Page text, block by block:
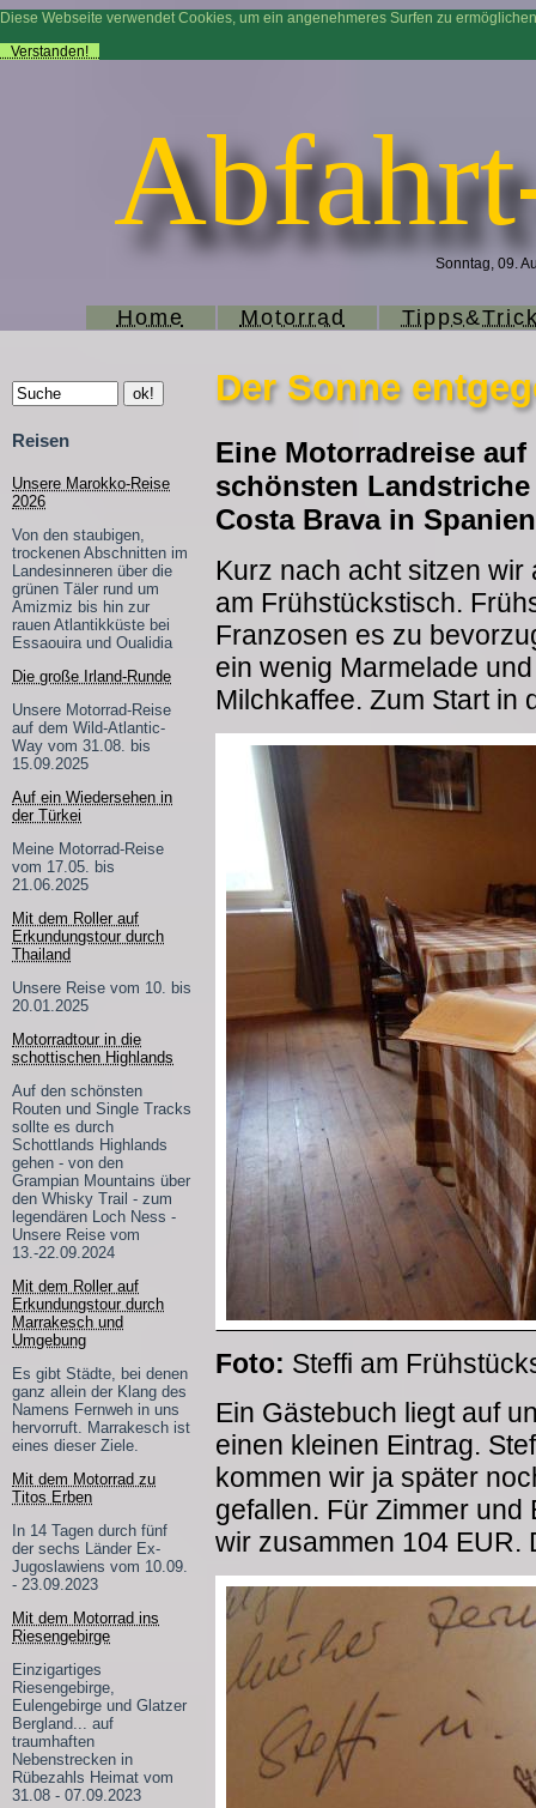
Diese Webseite verwendet Cookies, um ein angenehmeres Surfen zu
Verstanden!
Sonntag, 09.
Home Motorrad
Reisen
Unsere Marokko-Reise
2026
Von den staubigen,
trockenen Abschnitten im
Landesinneren über die
grünen Täler rund um
Amizmiz bis hin zur
rauen Atlantikküste bei
Essaouira und Oualidia
Die große Irland-Runde
Unsere Motorrad-Reise
auf dem Wild-Atlantic-
Way vom 31.08. bis
15.09.2025
Auf ein Wiedersehen in
der Türkei
Meine Motorrad-Reise
vom 17.05. bis
21.06.2025
Mit dem Roller auf
Erkundungstour durch
Thailand
Unsere Reise vom 10. bis
20.01.2025
Motorradtour in die
schottischen Highlands
Auf den schönsten
Routen und Single Tracks
sollte es durch
Schottlands Highlands
gehen - von den
Grampian Mountains über
den Whisky Trail - zum
legendären Loch Ness -
Unsere Reise vom
13.-22.09.2024
Mit dem Roller auf
Erkundungstour durch
Marrakesch und
Umgebung
Es gibt Städte, bei denen
ganz allein der Klang des
Namens Fernweh in uns
hervorruft. Marrakesch ist
eines dieser Ziele.
Mit dem Motorrad zu
Titos Erben
In 14 Tagen durch fünf
der sechs Länder Ex-
Jugoslawiens vom 10.09.
- 23.09.2023
Mit dem Motorrad ins
Riesengebirge
Einzigartiges
Riesengebirge,
Eulengebirge und Glatzer
Bergland... auf
traumhaften
Nebenstrecken in
Rübezahls Heimat vom
31.08 - 07.09.2023
Der Sonne
Eine Motorradreise
schönsten
Costa Brava in Spanien
Kurz nach acht sitzen
am Frühstückstisch.
Franzosen es zu
ein wenig Marmelade
Milchkaffee. Zum Start in
Foto: Steffi am
Ein Gästebuch liegt auf
einen kleinen Eintrag.
kommen wir ja später
gefallen. Für Zimmer
wir zusammen 104 EUR.